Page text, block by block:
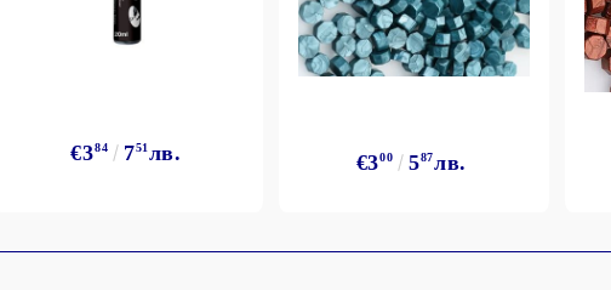
€384 751лв. €300 587лв.